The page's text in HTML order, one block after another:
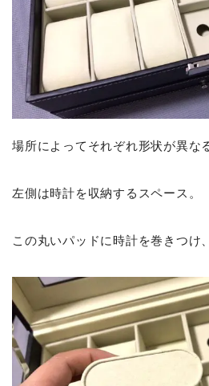
場所によってそれぞれ形状が異な
左側は時計を収納するスペース。
この丸いパッドに時計を巻きつけ